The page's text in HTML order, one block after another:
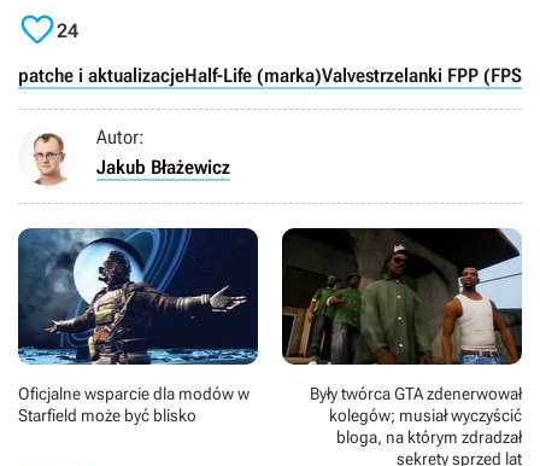
24
patche i aktualizacjeHalf-Life (marka)Valvestrzelanki FPP (FPS)
Autor:
Jakub Błażewicz
Oficjalne wsparcie dla modów w
Starfield może być blisko
Były twórca GTA zdenerwował
kolegów; musiał wyczyścić
bloga, na którym zdradzał
sekrety sprzed lat